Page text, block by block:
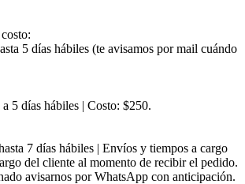
5 días hábiles (te avisamos por mail cuándo
5 días hábiles | Costo: $250.
7 días hábiles | Envíos y tiempos a cargo
del cliente al momento de recibir el pedido.
avisarnos por WhatsApp con anticipación.